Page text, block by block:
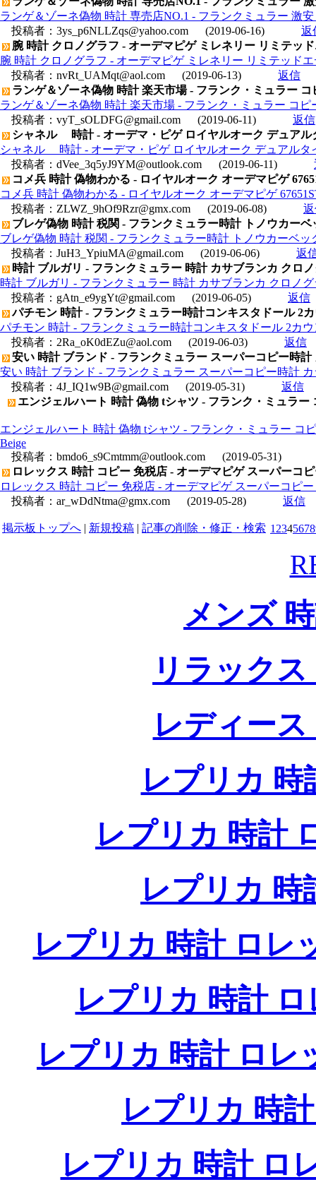
ランゲ＆ゾーネ偽物 時計 専売店NO.1 - フランクミュラー 激
投稿者： 3ys_p6NLLZqs@yahoo.com (2019-06-16)
返
腕 時計 クロノグラフ - オーデマピゲ ミレネリー リミテッ
腕 時計 クロノグラフ - オーデマピゲ ミレネリー リミテッド
投稿者： nvRt_UAMqt@aol.com (2019-06-13)
返信
ランゲ＆ゾーネ偽物 時計 楽天市場 - フランク・ミュラー
ランゲ＆ゾーネ偽物 時計 楽天市場 - フランク・ミュラー コ
投稿者： vyT_sOLDFG@gmail.com (2019-06-11)
返信
シャネル 時計 - オーデマ・ピゲ ロイヤルオーク デュアル
シャネル 時計 - オーデマ・ピゲ ロイヤルオーク デュアルタ
投稿者： dVee_3q5yJ9YM@outlook.com (2019-06-11)
コメ兵 時計 偽物わかる - ロイヤルオーク オーデマピゲ
コメ兵 時計 偽物わかる - ロイヤルオーク オーデマピゲ
投稿者： ZLWZ_9hOf9Rzr@gmx.com (2019-06-08)
ブレゲ偽物 時計 税関 - フランクミュラー時計 トノウカー
ブレゲ偽物 時計 税関 - フランクミュラー時計 トノウカーベ
投稿者： JuH3_YpiuMA@gmail.com (2019-06-06)
返
時計 ブルガリ - フランクミュラー 時計 カサブランカ クロ
時計 ブルガリ - フランクミュラー 時計 カサブランカ クロノ
投稿者： gAtn_e9ygYt@gmail.com (2019-06-05)
返信
パチモン 時計 - フランクミュラー時計コンキスタドール 2
パチモン 時計 - フランクミュラー時計コンキスタドール 2カ
投稿者： 2Ra_oK0dEZu@aol.com (2019-06-03)
返信
安い 時計 ブランド - フランクミュラー スーパーコピー時
安い 時計 ブランド - フランクミュラー スーパーコピー時計
投稿者： 4J_IQ1w9B@gmail.com (2019-05-31)
返信
エンジェルハート 時計 偽物 tシャツ - フランク・ミュラ
エンジェルハート 時計 偽物 tシャツ - フランク・ミュラー コ
Beige
投稿者： bmdo6_s9Cmtmm@outlook.com
(2019-05-31)
ロレックス 時計 コピー 免税店 - オーデマピゲ スーパーコ
ロレックス 時計 コピー 免税店 - オーデマピゲ スーパーコピ
投稿者： ar_wDdNtma@gmx.com (2019-05-28) 返信
掲示板トップへ | 新規投稿 | 記事の削除・修正・検索 1 2345678
メンズ
リラック
レディー
レプリカ 時
レプリカ 時計
レプリカ 時
レプリカ 時計 ロレ
レプリカ 時計
レプリカ 時計 ロレ
レプリカ 時
レプリカ 時計 ロ